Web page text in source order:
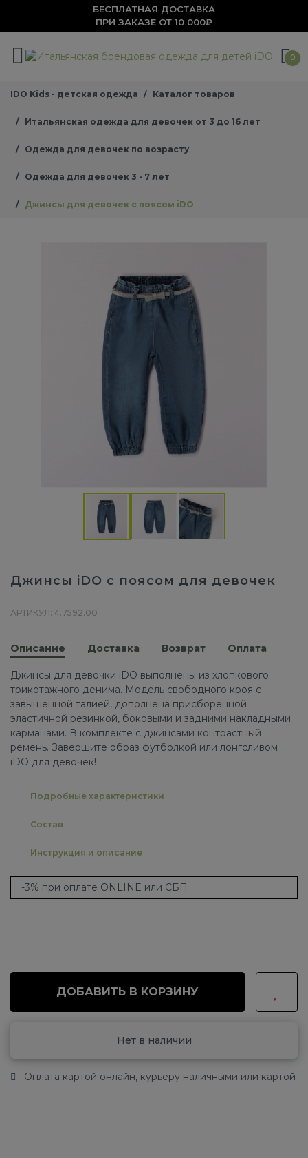
БЕСПЛАТНАЯ ДОСТАВКА
ПРИ ЗАКАЗЕ ОТ 10 000₽
0
IDO Kids - детская одежда Каталог товаров
Итальянская одежда для девочек от 3 до 16 лет
Одежда для девочек по возрасту
Одежда для девочек 3 - 7 лет
Джинсы для девочек с поясом iDO
Джинсы iDO с поясом для девочек
АРТИКУЛ: 4.7592.00
Описание Доставка Возврат Оплата
Джинсы для девочки iDO выполнены из хлопкового
трикотажного денима. Модель свободного кроя с
завышенной талией, дополнена присборенной
эластичной резинкой, боковыми и задними накладными
карманами. В комплекте с джинсами контрастный
ремень. Завершите образ футболкой или лонгсливом
iDO для девочек!
Подробные характеристики
Состав
Инструкция и описание
-3% при оплате ONLINE или СБП
ДОБАВИТЬ В КОРЗИНУ
Нет в наличии
Оплата картой онлайн, курьеру наличными или картой